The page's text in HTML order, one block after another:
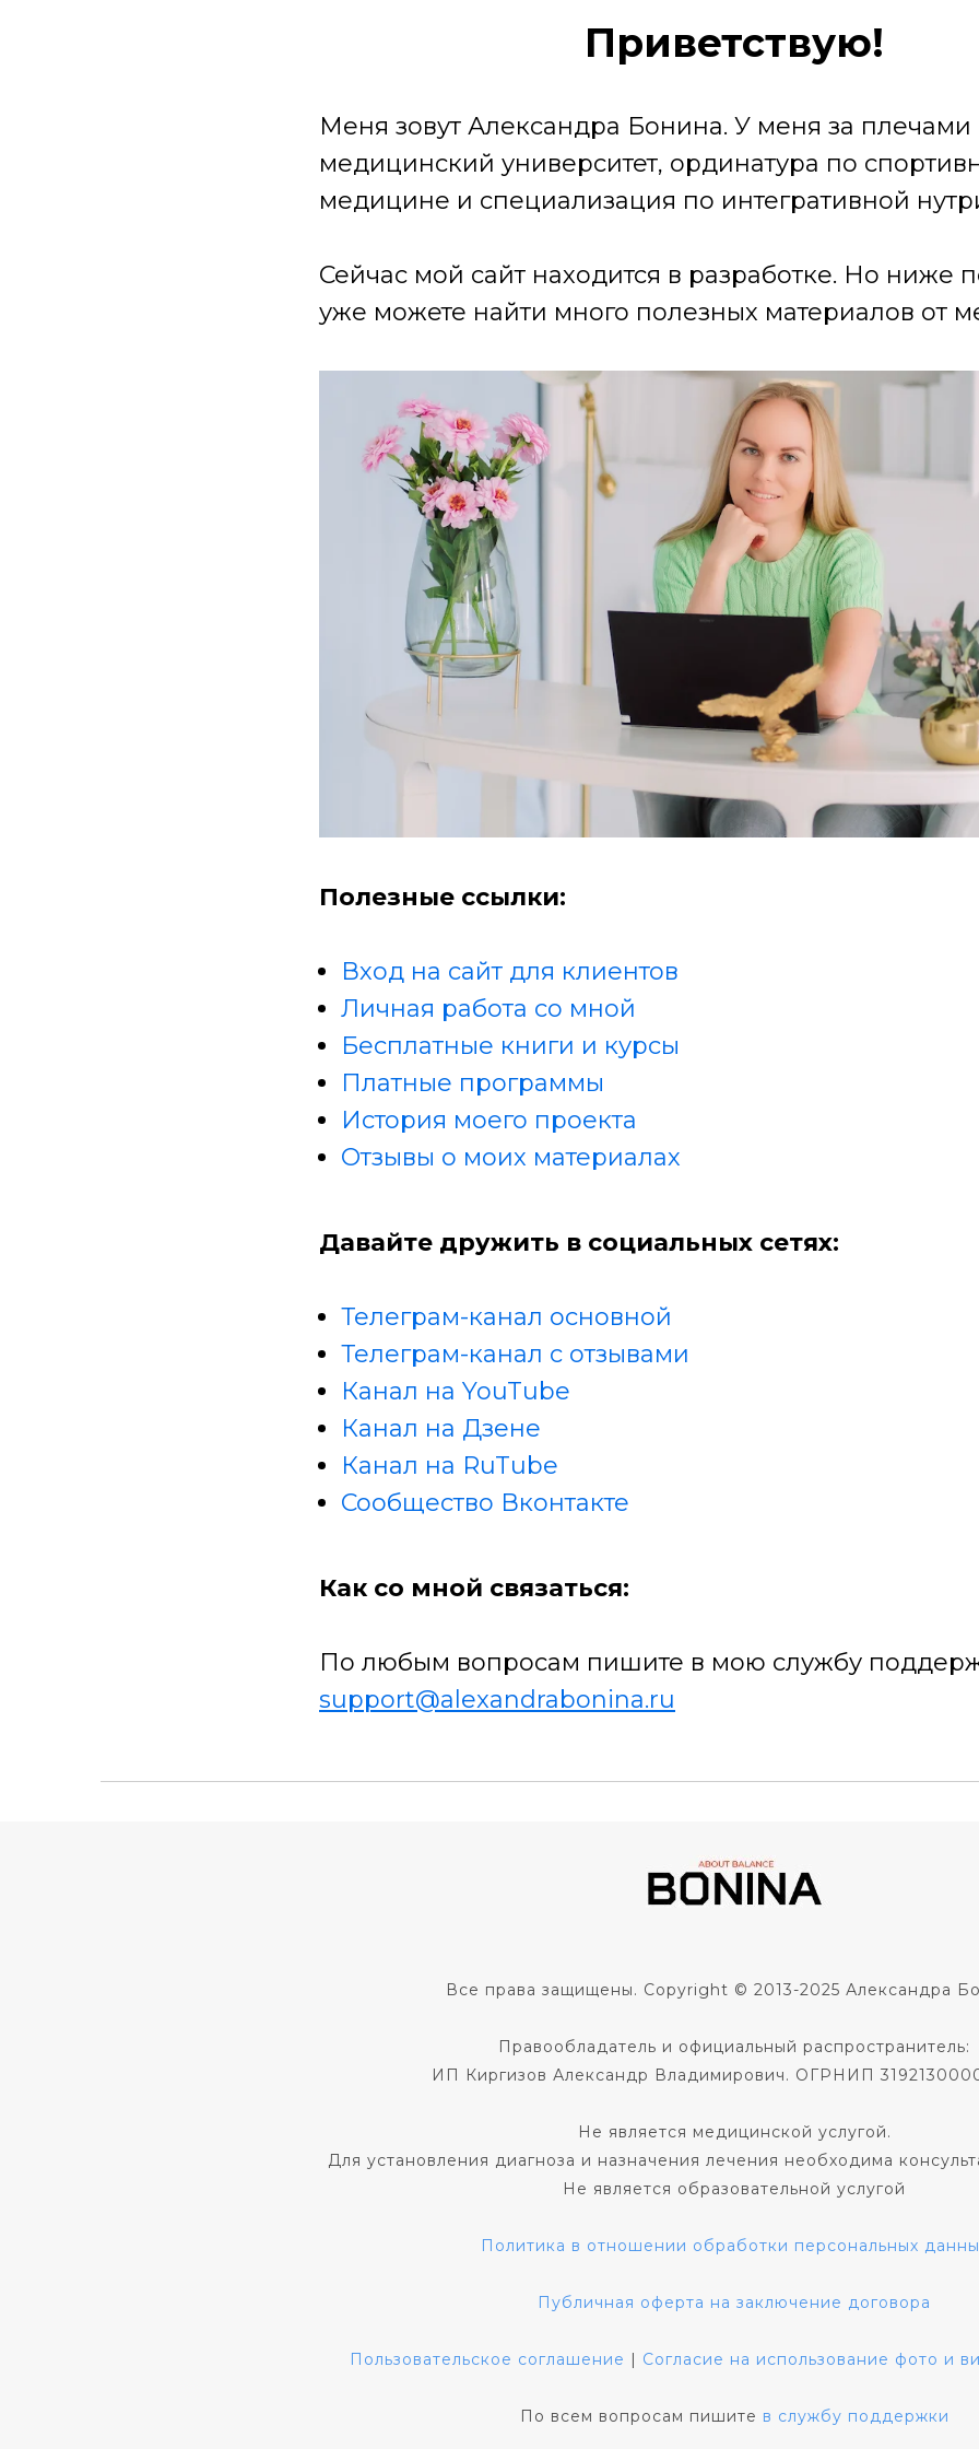
Приветствую!
Меня зовут Александра Бонина. У меня за плечами
медицинский университет, ординатура по
медицине и специализация по интегративной
Сейчас мой сайт находится в разработке. Но ниже
уже можете найти много полезных материалов от
Полезные ссылки:
Вход на сайт для клиентов
Личная работа со мной
Бесплатные книги и курсы
Платные программы
История моего проекта
Отзывы о моих материалах
Давайте дружить в социальных сетях:
Телеграм-канал основной
Телеграм-канал с отзывами
Канал на YouTube
Канал на Дзене
Канал на RuTube
Сообщество Вконтакте
Как со мной связаться:
По любым вопросам пишите в мою службу
support@alexandrabonina.ru
Все права защищены. Copyright © 2013-2025 Александра
Правообладатель и официальный распространитель:
ИП Киргизов Александр Владимирович. ОГРНИП
Не является медицинской услугой.
Для установления диагноза и назначения лечения необходима
Не является образовательной услугой
Политика в отношении обработки персональных
Публичная оферта на заключение договора
Пользовательское соглашение | Согласие на использование фото и
По всем вопросам пишите в службу поддержки